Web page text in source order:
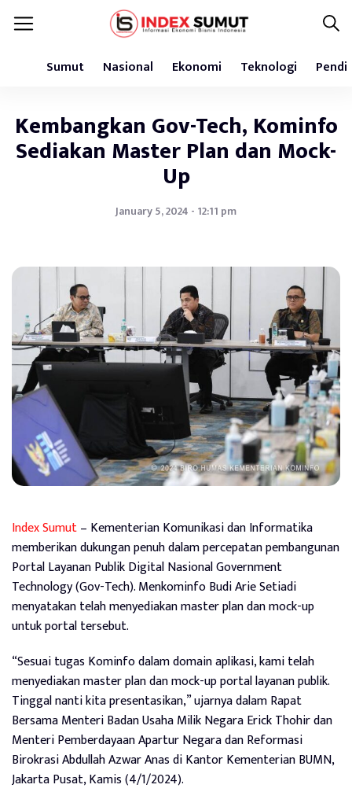
Sumut Nasional Ekonomi Teknologi
Kembangkan Gov-Tech, Kominfo
Sediakan Master Plan dan Mock-
Up
January 5, 2024 - 12:11 pm
Index Sumut– Kementerian Komunikasi dan Informatika
memberikan dukungan penuh dalam percepatan pembangunan
Portal Layanan Publik Digital Nasional Government
Technology (Gov-Tech). Menkominfo Budi Arie Setiadi
menyatakan telah menyediakan master plan dan mock-up
untuk portal tersebut.
“Sesuai tugas Kominfo dalam domain aplikasi, kami telah
menyediakan master plan dan mock-up portal layanan publik.
Tinggal nanti kita presentasikan,” ujarnya dalam Rapat
Bersama Menteri Badan Usaha Milik Negara Erick Thohir dan
Menteri Pemberdayaan Apartur Negara dan Reformasi
Birokrasi Abdullah Azwar Anas di Kantor Kementerian BUMN,
Jakarta Pusat, Kamis (4/1/2024).